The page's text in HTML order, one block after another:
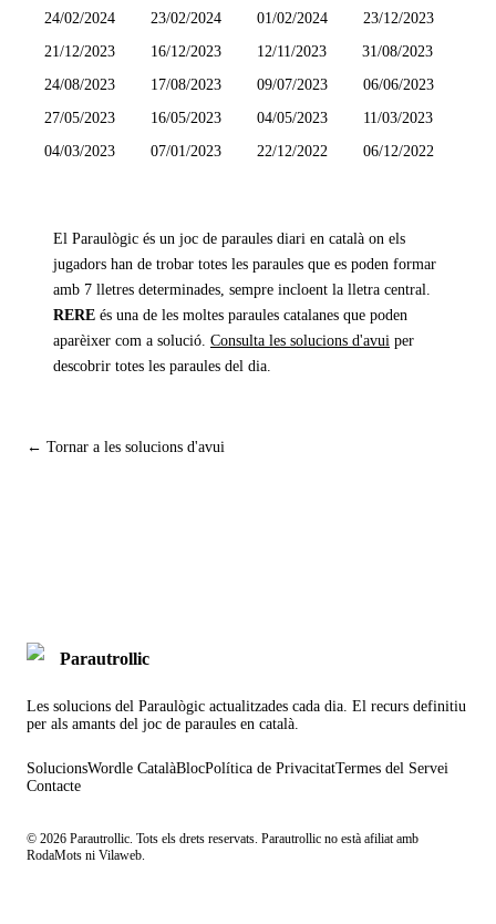
24/02/2024
23/02/2024 01/02/2024
23/12/2023
21/12/2023
16/12/2023 12/11/2023
31/08/2023
24/08/2023
17/08/2023 09/07/2023
06/06/2023
27/05/2023
16/05/2023 04/05/2023
11/03/2023
04/03/2023
07/01/2023 22/12/2022 06/12/2022
El Paraulògic és un joc de paraules diari en català on els
jugadors han de trobar totes les paraules que es poden formar
amb 7 lletres determinades, sempre incloent la lletra central.
RERE és una de les moltes paraules catalanes que poden
aparèixer com a solució. Consulta les solucions d'avui per
descobrir totes les paraules del dia.
← Tornar a les solucions d'avui
Parautrollic
Les solucions del Paraulògic actualitzades cada dia. El recurs definitiu
per als amants del joc de paraules en català.
SolucionsWordle CatalàBlocPolítica de PrivacitatTermes del Servei
Contacte
© 2026 Parautrollic. Tots els drets reservats. Parautrollic no està afiliat amb
RodaMots ni Vilaweb.